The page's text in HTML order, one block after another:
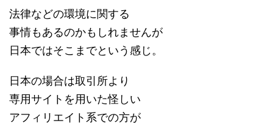
法律などの環境に関する
事情もあるのかもしれませんが
日本ではそこまでという感じ。
日本の場合は取引所より
専用サイトを用いた怪しい
アフィリエイト系での方が